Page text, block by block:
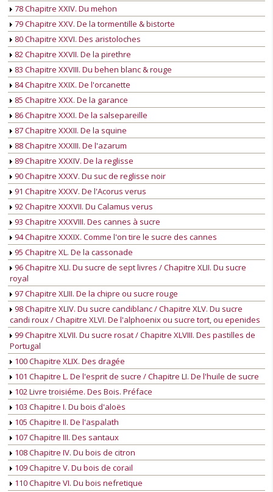
78 Chapitre XXIV. Du mehon
79 Chapitre XXV. De la tormentille & bistorte
80 Chapitre XXVI. Des aristoloches
82 Chapitre XXVII. De la pirethre
83 Chapitre XXVIII. Du behen blanc & rouge
84 Chapitre XXIX. De l'orcanette
85 Chapitre XXX. De la garance
86 Chapitre XXXI. De la salsepareille
87 Chapitre XXXII. De la squine
88 Chapitre XXXIII. De l'azarum
89 Chapitre XXXIV. De la reglisse
90 Chapitre XXXV. Du suc de reglisse noir
91 Chapitre XXXV. De l'Acorus verus
92 Chapitre XXXVII. Du Calamus verus
93 Chapitre XXXVIII. Des cannes à sucre
94 Chapitre XXXIX. Comme l'on tire le sucre des cannes
95 Chapitre XL. De la cassonade
96 Chapitre XLI. Du sucre de sept livres / Chapitre XLII. Du sucre
royal
97 Chapitre XLIII. De la chipre ou sucre rouge
98 Chapitre XLIV. Du sucre candiblanc / Chapitre XLV. Du sucre
candi roux / Chapitre XLVI. De l'alphoenix ou sucre tort, ou epenides
99 Chapitre XLVII. Du sucre rosat / Chapitre XLVIII. Des pastilles de
Portugal
100 Chapitre XLIX. Des dragée
101 Chapitre L. De l'esprit de sucre / Chapitre LI. De l'huile de sucre
102 Livre troisiéme. Des Bois. Préface
103 Chapitre I. Du bois d'aloës
105 Chapitre II. De l'aspalath
107 Chapitre III. Des santaux
108 Chapitre IV. Du bois de citron
109 Chapitre V. Du bois de corail
110 Chapitre VI. Du bois nefretique